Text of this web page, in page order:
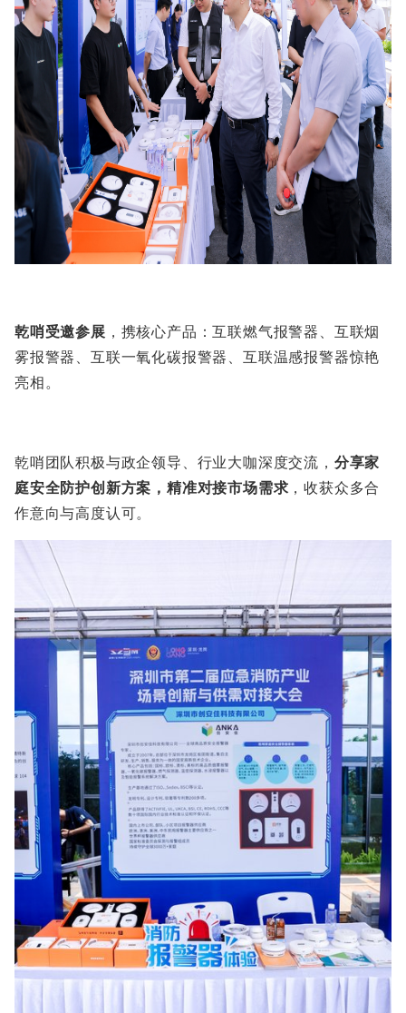
乾哨受邀参展 ，携核心产品：互联燃气报警器、互联烟
雾报警器、互联一氧化碳报警器、互联温感报警器惊艳
亮相。
乾哨团队积极与政企领导、行业大咖深度交流， 分享家
庭安全防护创新方案，精准对接市场需求 ，收获众多合
作意向与高度认可。